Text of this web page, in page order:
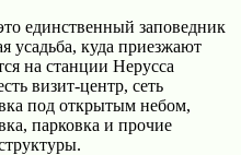
единственный заповедник
усадьба, куда приезжают
на станции Нерусса
визит-центр, сеть
под открытым небом,
парковка и прочие